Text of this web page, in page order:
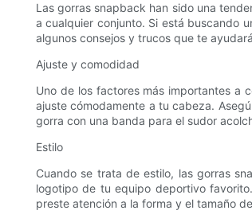
Las gorras snapback han sido una
a cualquier conjunto. Si está buscando
algunos consejos y trucos que te
Ajuste y comodidad
Uno de los factores más importantes a
ajuste cómodamente a tu cabeza.
gorra con una banda para el sudor
Estilo
Cuando se trata de estilo, las gorras
logotipo de tu equipo deportivo
preste atención a la forma y el tamaño